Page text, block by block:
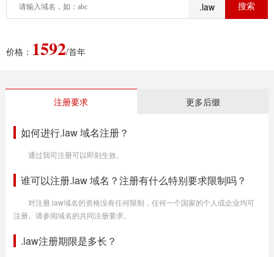
.law
价格： 1592/首年
注册要求 更多后缀
如何进行.law 域名注册？
通过我司注册可以即刻生效。
谁可以注册.law 域名？注册有什么特别要求限制吗？
对注册.law域名的资格没有任何限制，任何一个国家的个人或企业均可
注册。请参阅域名的共同注册要求。
.law注册期限是多长？